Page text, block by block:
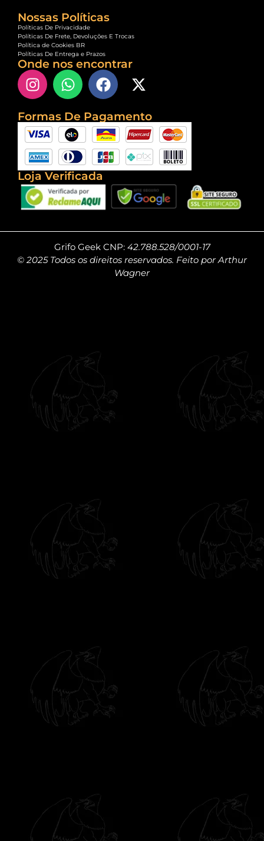
Nossas Políticas
Políticas De Privacidade
Políticas De Frete, Devoluções E Trocas
Política de Cookies BR
Políticas De Entrega e Prazos
Onde nos encontrar
Formas De Pagamento
Loja Verificada
Grifo Geek CNP: 42.788.528/0001-17
© 2025 Todos os direitos reservados. Feito por Arthur
Wagner